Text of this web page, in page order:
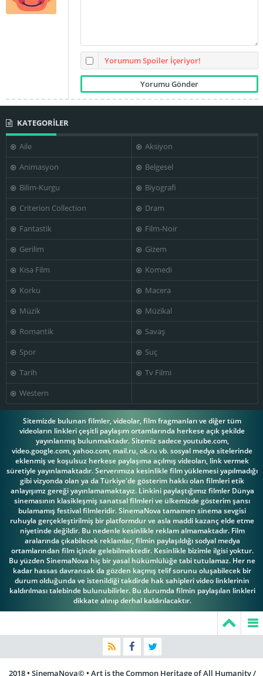
Edda Ferronao Ellen Schwiers
Fabio Garriba
Laura Betti Liù Bosisio
Nazzareno
Paulo Branco Piero Vida Robert De Niro
Romolo Valli Stefania Casini
Stefania
Sandrelli
Sterling Hayden Vittorio Fanfoni Werner Bruhns
Winni Riva
Bertolucci
Yorumum Spoiler İçeriyor!
KATEGORİLER
Aile
Aksiyon
Animasyon
Belgesel
Bilim-Kurgu
Biyografi
Criterion Collection
Dram
Fantastik
Film-Noir
Gerilim
Gizem
Kısa Film
Komedi
Korku
Macera
Müzik
Müzikal
Romantik
Savaş
Spor
Suç
Tarih
Tv Filmi
Western
Sitemizde bulunan filmler, videolar, film fragmanları ve diğer tüm
videoların linkleri çeşitli paylaşım ortamlarında herkese açık şekilde
yayınlanmış bulunmaktadır. Sitemiz sadece youtube.com,
video.google.com, yahoo.com, mail.ru, ok.ru vb. sosyal medya sitelerinde
eklenmiş ve koşulsuz herkese paylaşıma açılmış videoları, link vermek
süretiyle yayınlamaktadır. Serverımıza kesinlikle film yüklemesi yapılmadığı
gibi vizyonda olan ya da Türkiye'de gösterim hakkı olan filmleri etik
anlayışımz gereği yayınlamamaktayız. Linkini paylaştığımız filmler Dünya
sinemasının klasikleşmiş sanatsal filmleri ve ülkemizde gösterim şansı
bulamamış festival filmleridir. SinemaNova tamamen sinema sevgisi
ruhuyla gerçekleştirilmiş bir platformdur ve asla maddi kazanç elde etme
niyetinde değildir. Bu nedenle kesinlikle reklam almamaktadır. Film
aralarında çıkabilecek reklamlar, filmin paylaşıldığı sodyal medya
ortamlarından film içinde gelebilmektedir. Kesinlikle bizimle ilgisi yoktur.
Bu yüzden SinemaNova hiç bir yasal hükümlülüğe tabi tutulamaz. Her ne
kadar hassas davransak da gözden kaçmış telif sorunu oluşabilecek bir
durum olduğunda ve istenildiği takdirde hak sahipleri video linklerinin
kaldırılması talebinde bulunubilirler. Bu durumda filmin paylaşılan linkleri
dikkate alınıp derhal kaldırılacaktır.
2018 • SinemaNova© • Art is the Common Heritage of All Humanity /